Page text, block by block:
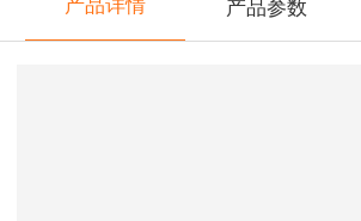
产品详情 产品参数